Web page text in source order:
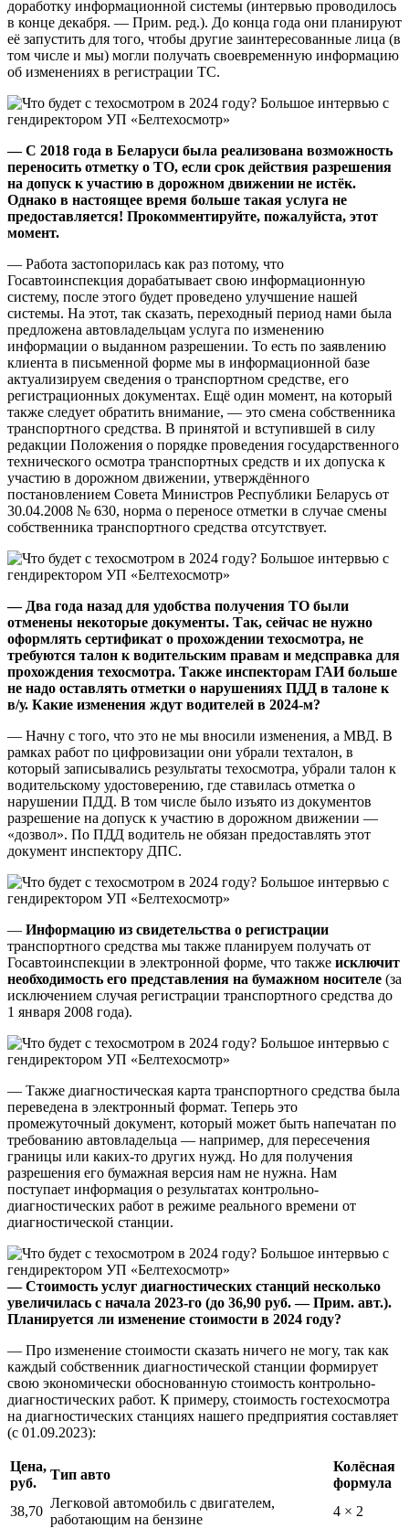
доработку информационной системы (интервью проводилось
в конце декабря. — Прим. ред.). До конца года они планируют
её запустить для того, чтобы другие заинтересованные лица (в
том числе и мы) могли получать своевременную информацию
об изменениях в регистрации ТС.
— С 2018 года в Беларуси была реализована возможность
переносить отметку о ТО, если срок действия разрешения
на допуск к участию в дорожном движении не истёк.
Однако в настоящее время больше такая услуга не
предоставляется! Прокомментируйте, пожалуйста, этот
момент.
— Работа застопорилась как раз потому, что
Госавтоинспекция дорабатывает свою информационную
систему, после этого будет проведено улучшение нашей
системы. На этот, так сказать, переходный период нами была
предложена автовладельцам услуга по изменению
информации о выданном разрешении. То есть по заявлению
клиента в письменной форме мы в информационной базе
актуализируем сведения о транспортном средстве, его
регистрационных документах. Ещё один момент, на который
также следует обратить внимание, — это смена собственника
транспортного средства. В принятой и вступившей в силу
редакции Положения о порядке проведения государственного
технического осмотра транспортных средств и их допуска к
участию в дорожном движении, утверждённого
постановлением Совета Министров Республики Беларусь от
30.04.2008 № 630, норма о переносе отметки в случае смены
собственника транспортного средства отсутствует.
— Два года назад для удобства получения ТО были
отменены некоторые документы. Так, сейчас не нужно
оформлять сертификат о прохождении техосмотра, не
требуются талон к водительским правам и медсправка для
прохождения техосмотра. Также инспекторам ГАИ больше
не надо оставлять отметки о нарушениях ПДД в талоне к
в/у. Какие изменения ждут водителей в 2024-м?
— Начну с того, что это не мы вносили изменения, а МВД. В
рамках работ по цифровизации они убрали техталон, в
который записывались результаты техосмотра, убрали талон к
водительскому удостоверению, где ставилась отметка о
нарушении ПДД. В том числе было изъято из документов
разрешение на допуск к участию в дорожном движении —
«дозвол». По ПДД водитель не обязан предоставлять этот
документ инспектору ДПС.
— Информацию из свидетельства о регистрации
транспортного средства мы также планируем получать от
Госавтоинспекции в электронной форме, что также исключит
необходимость его представления на бумажном носителе (за
исключением случая регистрации транспортного средства до
1 января 2008 года).
— Также диагностическая карта транспортного средства была
переведена в электронный формат. Теперь это
промежуточный документ, который может быть напечатан по
требованию автовладельца — например, для пересечения
границы или каких-то других нужд. Но для получения
разрешения его бумажная версия нам не нужна. Нам
поступает информация о результатах контрольно-
диагностических работ в режиме реального времени от
диагностической станции.
— Стоимость услуг диагностических станций несколько
увеличилась с начала 2023-го (до 36,90 руб. — Прим. авт.).
Планируется ли изменение стоимости в 2024 году?
— Про изменение стоимости сказать ничего не могу, так как
каждый собственник диагностической станции формирует
свою экономически обоснованную стоимость контрольно-
диагностических работ. К примеру, стоимость гостехосмотра
на диагностических станциях нашего предприятия составляет
(с 01.09.2023):
Цена,
руб.
Тип авто
Колёсная
формула
38,70
Легковой автомобиль с двигателем,
работающим на бензине
4 × 2